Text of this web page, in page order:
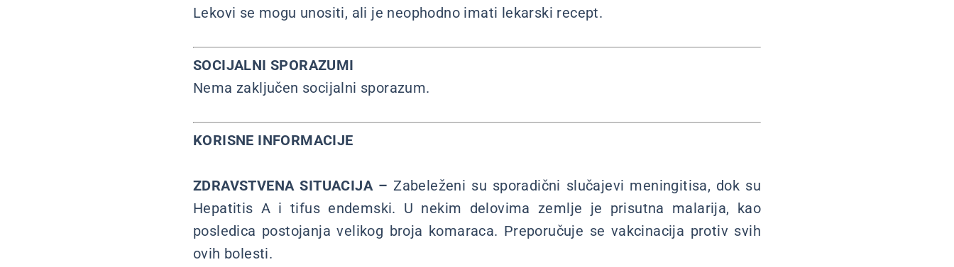
Lekovi se mogu unositi, ali je neophodno imati lekarski recept.
SOCIJALNI SPORAZUMI
Nema zaključen socijalni sporazum.
KORISNE INFORMACIJE
ZDRAVSTVENA SITUACIJA – Zabeleženi su sporadični slučajevi meningitisa, dok su
Hepatitis A i tifus endemski. U nekim delovima zemlje je prisutna malarija, kao
posledica postojanja velikog broja komaraca. Preporučuje se vakcinacija protiv svih
ovih bolesti.